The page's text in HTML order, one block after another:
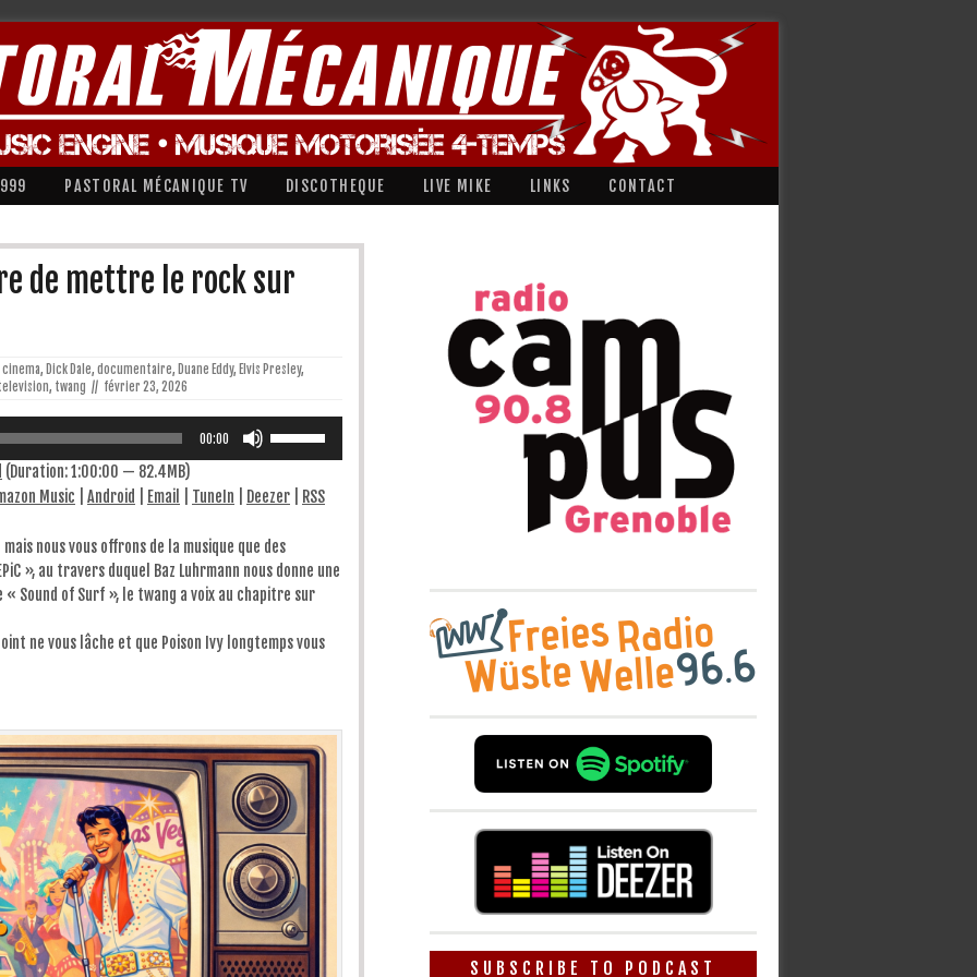
PASTORAL MÉCANIQUE TV DISCOTHEQUE LIVE MIKE LINKS CONTACT
de mettre le rock sur
cinema, Dick Dale, documentaire, Duane Eddy, Elvis Presley,
, twang // février 23, 2026
00:00
Utilisez
les
pour
augmenter
le
volume.
(Duration: 1:00:00 — 82.4MB)
Music
Android Email TuneIn Deezer RSS
nous vous offrons de la musique que des
», au travers duquel Baz Luhrmann nous donne une
« Sound of Surf », le twang a voix au chapitre sur
ne vous lâche et que Poison Ivy longtemps vous
SUBSCRIBE TO PODCAST